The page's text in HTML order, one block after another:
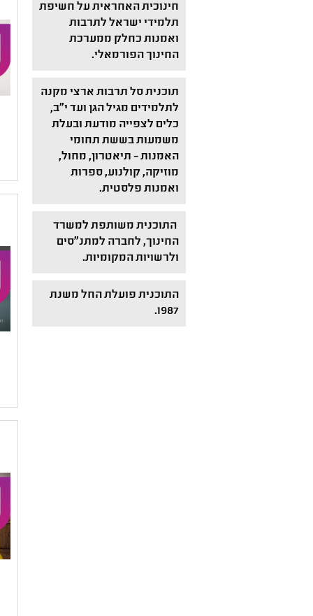
חינוכית האחראית על חשיפת
תלמידי ישראל לתרבות
ואמנות כחלק ממערכת
החינוך הפורמאלי.
תוכנית סל תרבות ארצי מקנה
לתלמידים מגיל הגן ועד י"ב,
כלים לצפייה מודעת ובעלת
משמעות בששת תחומי
האמנות – תיאטרון, מחול,
מוזיקה, קולנוע, ספרות
ואמנות פלסטית.
התוכנית משותפת למשרד
החינוך, לחברה למתנ"סים
ולרשויות המקומיות.
התוכנית פועלת החל משנת
1987.